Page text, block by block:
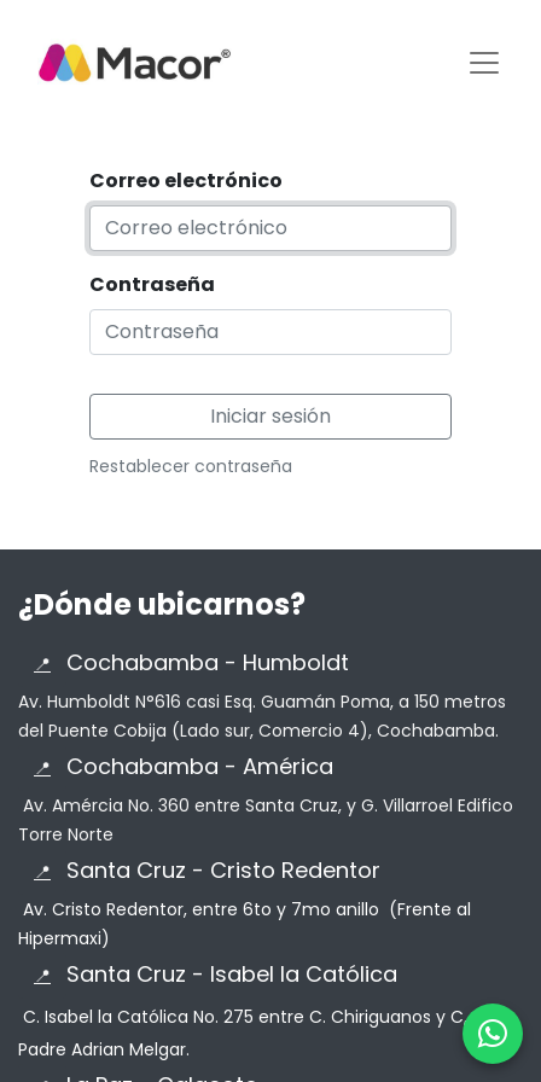
Correo electrónico
Contraseña
Iniciar sesión
Restablecer contraseña
¿Dónde ubicarnos?
📍 Cochabamba - Humboldt
Av. Humboldt N°616 casi Esq. Guamán Poma, a 150 metros
del Puente Cobija (Lado sur, Comercio 4), Cochabamba.
📍
Cochabamba - América
Av. Amércia No. 360 entre Santa Cruz, y G. Villarroel Edifico
Torre Norte
📍
Santa Cruz - Cristo Redentor
Av. Cristo Redentor, entre 6to y 7mo anillo (Frente al
Hipermaxi)
📍
Santa Cruz - Isabel la Católica
C. Isabel la Católica No. 275 entre C. Chiriguanos y C,
Padre Adrian Melgar.